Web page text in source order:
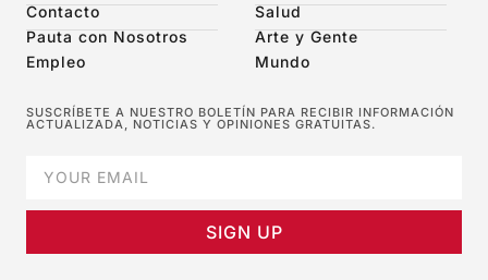
Contacto
Pauta con Nosotros
Empleo
Salud
Arte y Gente
Mundo
SUSCRÍBETE A NUESTRO BOLETÍN PARA RECIBIR INFORMACIÓN
ACTUALIZADA, NOTICIAS Y OPINIONES GRATUITAS.
SIGN UP